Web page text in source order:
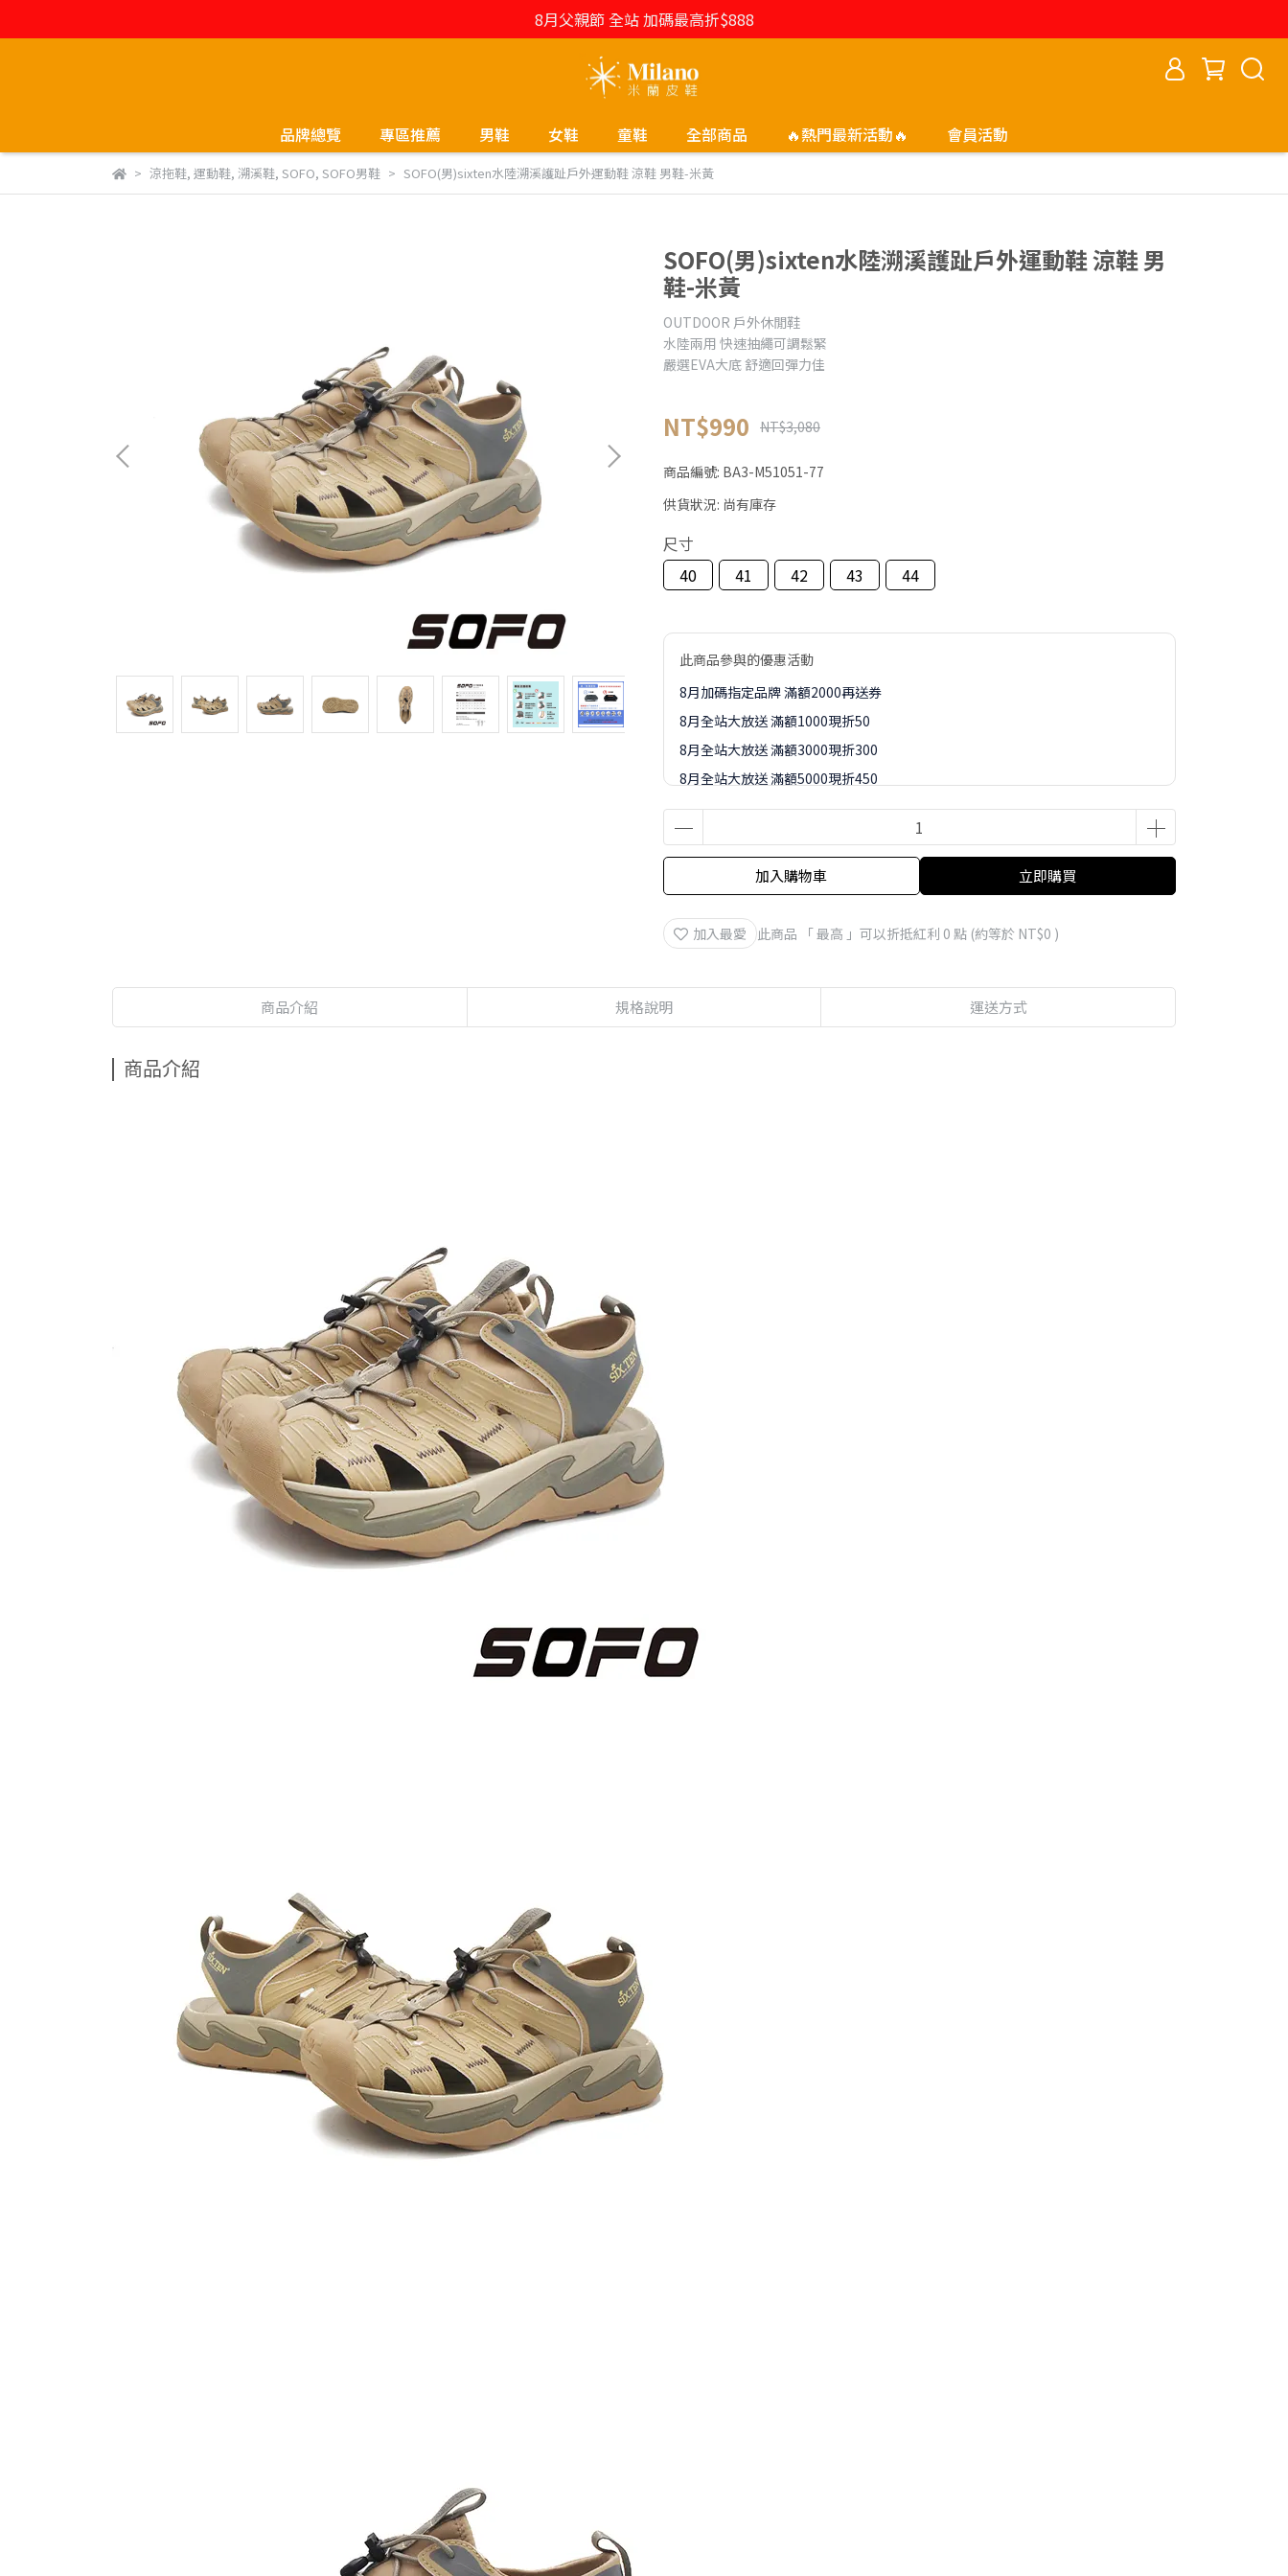
8月父親節 全站 加碼最高折$888
品牌總覽 專區推薦 男鞋 女鞋 童鞋 全部商品 🔥熱門最新活動🔥 會員活動
涼拖鞋, 運動鞋, 溯溪鞋, SOFO, SOFO男鞋 SOFO(男)sixten水陸溯溪護趾戶外運動鞋 涼鞋 男鞋-米黃
SOFO(男)sixten水陸溯溪護趾戶外運動鞋 涼鞋 男
鞋-米黃
OUTDOOR 戶外休閒鞋
水陸兩用 快速抽繩可調鬆緊
嚴選EVA大底 舒適回彈力佳
NT$990 NT$3,080
商品編號: BA3-M51051-77
供貨狀況: 尚有庫存
尺寸
40
41 42 43 44
此商品參與的優惠活動
8月加碼指定品牌 滿額2000再送券
8月全站大放送 滿額1000現折50
8月全站大放送 滿額3000現折300
8月全站大放送 滿額5000現折450
8月全站大放送 滿額8000現折888
加入購物車 立即購買
加入最愛 此商品 「 最高 」可以折抵紅利 0 點 (約等於 NT$0 )
商品介紹 規格說明 運送方式
商品介紹